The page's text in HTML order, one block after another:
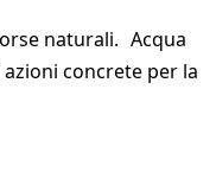
naturali. Acqua
concrete per la